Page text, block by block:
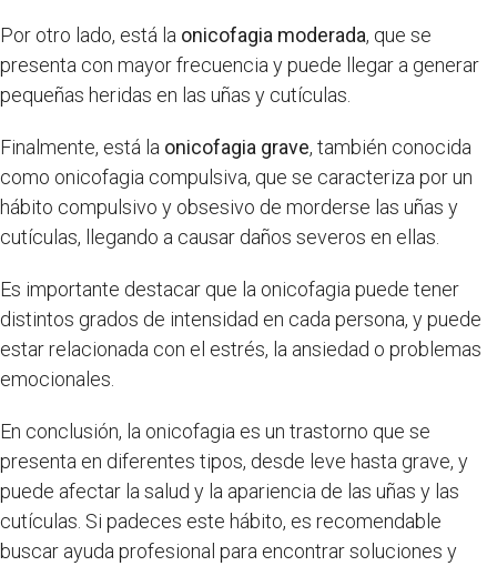
Por otro lado, está la onicofagia moderada, que se
presenta con mayor frecuencia y puede llegar a generar
pequeñas heridas en las uñas y cutículas.
Finalmente, está la onicofagia grave, también conocida
como onicofagia compulsiva, que se caracteriza por un
hábito compulsivo y obsesivo de morderse las uñas y
cutículas, llegando a causar daños severos en ellas.
Es importante destacar que la onicofagia puede tener
distintos grados de intensidad en cada persona, y puede
estar relacionada con el estrés, la ansiedad o problemas
emocionales.
En conclusión, la onicofagia es un trastorno que se
presenta en diferentes tipos, desde leve hasta grave, y
puede afectar la salud y la apariencia de las uñas y las
cutículas. Si padeces este hábito, es recomendable
buscar ayuda profesional para encontrar soluciones y